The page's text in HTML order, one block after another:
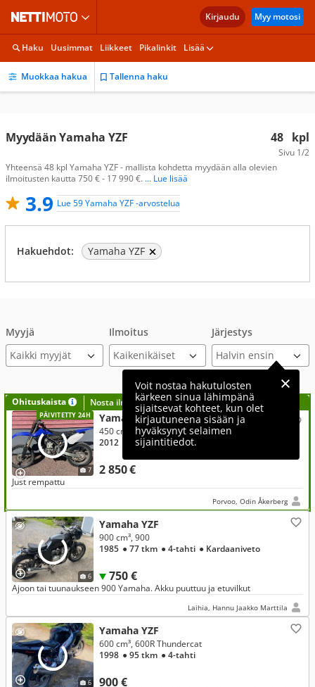
Kirjaudu Myy motosi
Haku Uusimmat Liikkeet Pikalinkit Lisää
Muokkaa hakua Tallenna haku
48 kpl
Sivu 1/2
Myydään Yamaha YZF
Yhteensä 48 kpl Yamaha YZF - mallista kohdetta myydään alla olevien
ilmoitusten kautta 750 € - 17 990 €. ... Lue lisää
3.9 Lue 59 Yamaha YZF -arvostelua
Hakuehdot: Yamaha YZF
Myyjä
Kaikki myyjät
Ilmoitus Järjestys
Voit nostaa hakutulosten
kärkeen sinua lähimpänä
sijaitsevat kohteet, kun olet
kirjautuneena sisään ja
hyväksynyt selaimen
sijaintitiedot.
Ohituskaista Nosta ilmoituksesi tähän?
PÄIVITETTY 24H
7
Yamaha YZF
2 850 €
450 cm³
2012
● 147 h● 4-tahti● Ketjuveto
Just rempattu
Porvoo, Odin Åkerberg
6
Yamaha YZF
750 €
900 cm³, 900
1985 ● 77 tkm ● 4-tahti ● Kardaaniveto
Ajoon tai tuunaukseen 900 Yamaha. Akku puuttuu ja etuvilkut
Laihia, Hannu Jaakko Marttila
6
Yamaha YZF
900 €
600 cm³, 600R Thundercat
1998 ● 95 tkm ● 4-tahti